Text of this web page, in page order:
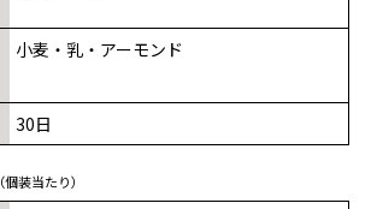
小麦・乳・アーモンド
30日
（個装当たり）